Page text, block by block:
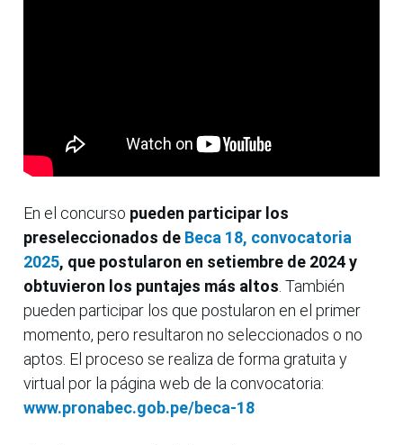
En el concurso pueden participar los
preseleccionados de Beca 18, convocatoria
2025, que postularon en setiembre de 2024 y
obtuvieron los puntajes más altos . También
pueden participar los que postularon en el primer
momento, pero resultaron no seleccionados o no
aptos. El proceso se realiza de forma gratuita y
virtual por la página web de la convocatoria:
www.pronabec.gob.pe/beca-18